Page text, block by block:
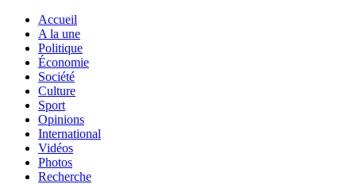
Accueil
A la une
Politique
Économie
Société
Culture
Sport
Opinions
International
Vidéos
Photos
Recherche